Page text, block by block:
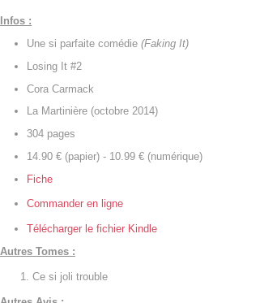
Infos :
Une si parfaite comédie (Faking It)
Losing It #2
Cora Carmack
La Martinière (octobre 2014)
304 pages
14.90 € (papier) - 10.99 € (numérique)
Fiche
Commander en ligne
Télécharger le fichier Kindle
Autres Tomes :
Ce si joli trouble